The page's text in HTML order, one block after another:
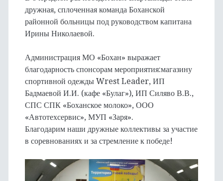
дружная, сплоченная команда Боханской
районной больницы под руководством капитана
Ирины Николаевой.
Администрация МО «Бохан» выражает
благодарность спонсорам мероприятия:магазину
спортивной одежды Wrest Leader, ИП
Бадмаевой И.И. (кафе «Булаг»), ИП Силяво В.В.,
СПС СПК «Боханское молоко», ООО
«Автотехсервис», МУП «Заря».
Благодарим наши дружные коллективы за участие
в соревнованиях и за стремление к победе!